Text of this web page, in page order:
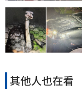
其他人也在看